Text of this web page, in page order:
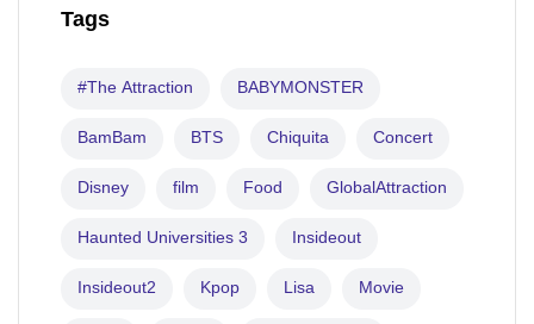
Tags
#The Attraction BABYMONSTER
BamBam BTS Chiquita Concert
Disney film Food GlobalAttraction
Haunted Universities 3 Insideout
Insideout2 Kpop Lisa Movie